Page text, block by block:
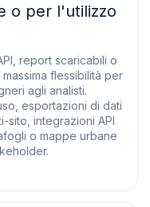
o per l'utilizzo
report scaricabili o
flessibilità per
agli analisti.
esportazioni di dati
sito, integrazioni API
o mappe urbane